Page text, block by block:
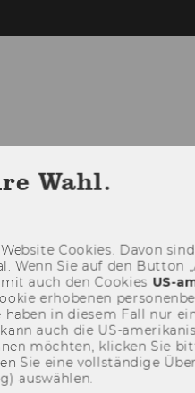
Wahl.
Coo­kies. Davon
Wenn Sie auf den But­ton
auch den Coo­kies US-​
er­ho­be­nen
haben in die­sem Fall nur
auch die US-​
möch­ten, kli­cken Sie
Sie eine voll­stän­di­ge
aus­wäh­len.